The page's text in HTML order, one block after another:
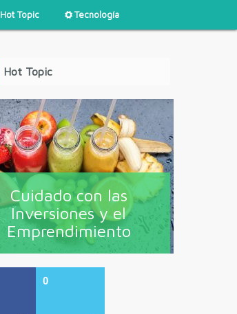
Hot Topic Tecnología
Hot Topic
Cuidado con las
Inversiones y el
Emprendimiento
0